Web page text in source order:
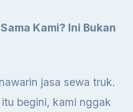
Kami? Ini Bukan
jasa sewa truk.
begini, kami nggak